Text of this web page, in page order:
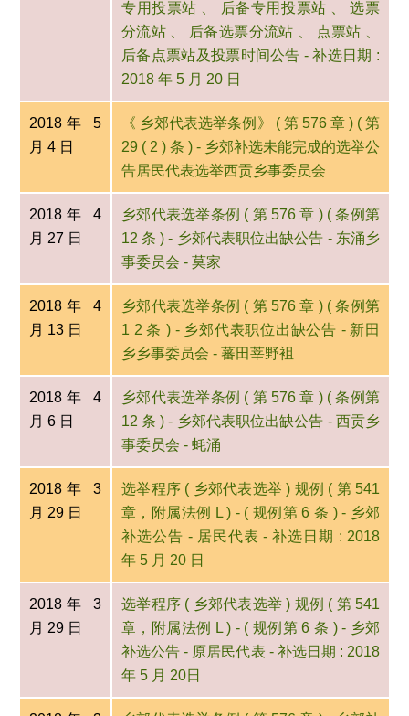
专用投票站 、 后备专用投票站 、 选票
分流站 、 后备选票分流站 、 点票站 、
后备点票站及投票时间公告 - 补选日期 :
2018 年 5 月 20 日
2018年 5
月 4 日
《 乡郊代表选举条例》 ( 第 576 章 ) ( 第
29 ( 2 ) 条 ) - 乡郊补选未能完成的选举公
告居民代表选举西贡乡事委员会
2018年 4
月 27 日
乡郊代表选举条例 ( 第 576 章 ) ( 条例第
12 条 ) - 乡郊代表职位出缺公告 - 东涌乡
事委员会 - 莫家
2018年 4
月 13 日
乡郊代表选举条例 ( 第 576 章 ) ( 条例第
1 2 条 ) - 乡郊代表职位出缺公告 - 新田
乡乡事委员会 - 蕃田莘野袓
2018年 4
月 6 日
乡郊代表选举条例 ( 第 576 章 ) ( 条例第
12 条 ) - 乡郊代表职位出缺公告 - 西贡乡
事委员会 - 蚝涌
2018年 3
月 29 日
选举程序 ( 乡郊代表选举 ) 规例 ( 第 541
章，附属法例 L ) - ( 规例第 6 条 ) - 乡郊
补选公告 - 居民代表 - 补选日期 : 2018
年 5 月 20 日
2018年 3
月 29 日
选举程序 ( 乡郊代表选举 ) 规例 ( 第 541
章，附属法例 L ) - ( 规例第 6 条 ) - 乡郊
补选公告 - 原居民代表 - 补选日期 : 2018
年 5 月 20日